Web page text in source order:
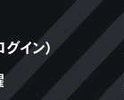
イン）